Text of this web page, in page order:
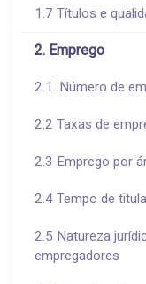
1.7 Títulos e
2. Emprego
2.1. Número de
2.2 Taxas de
2.3 Emprego por
2.4 Tempo de
2.5 Natureza
empregadores